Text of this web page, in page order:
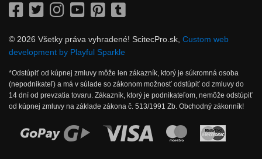
Facebook
TwitterInstagramYouTubePinterest
© 2026 Všetky práva vyhradené! ScitecPro.sk, Custom web
development by Playful Sparkle
*Odstúpiť od kúpnej zmluvy môže len zákazník, ktorý je súkromná osoba
(nepodnikateľ) a má v súlade so zákonom možnosť odstúpiť od zmluvy do
14 dní od prevzatia tovaru. Zákazník, ktorý je podnikateľom, nemôže odstúpiť
od kúpnej zmluvy na základe zákona č. 513/1991 Zb. Obchodný zákonník!
Možnosti online platby